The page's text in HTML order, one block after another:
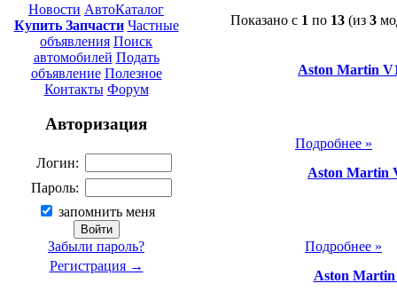
Новости АвтоКаталог
Купить Запчасти Частные
объявления Поиск
автомобилей Подать
объявление Полезное
Контакты Форум
Авторизация
Логин:
Пароль:
запомнить меня
Забыли пароль?
Регистрация →
Показано с 1 по 13(из 3
Aston Martin
Подробнее »
Aston Martin
Подробнее »
Aston Martin